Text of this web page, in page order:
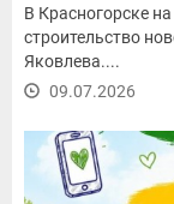
В Красногорске
строительство
Яковлева....
09.07.2026